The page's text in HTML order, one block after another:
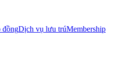
đồngDịch vụ lưu trúMembership